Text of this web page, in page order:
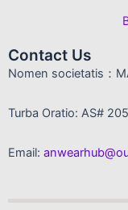
Contact Us
Nomen societatis：
Turba Oratio: AS#
Email: